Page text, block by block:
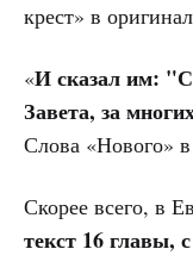
крест» в
«И сказал им:
Завета, за
Слова «Нового» в
Скорее всего, в
текст 16 главы,